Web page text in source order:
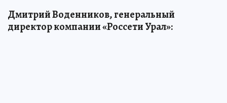
Дмитрий Воденников, генеральный
директор компании «Россети Урал»: